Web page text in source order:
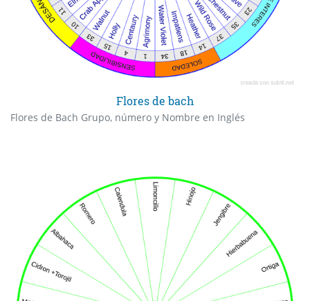
Flores de bach
Flores de Bach Grupo, número y Nombre en Inglés